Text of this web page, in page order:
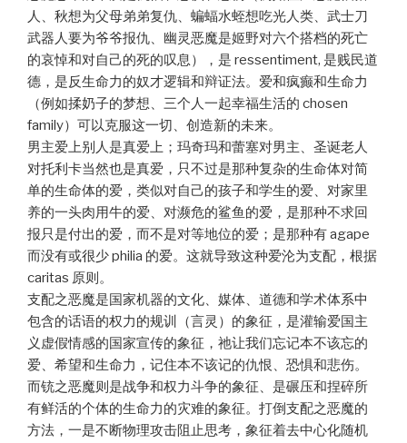
人、秋想为父母弟弟复仇、蝙蝠水蛭想吃光人类、武士刀
武器人要为爷爷报仇、幽灵恶魔是姬野对六个搭档的死亡
的哀悼和对自己的死的叹息），是 ressentiment, 是贱民道
德，是反生命力的奴才逻辑和辩证法。爱和疯癫和生命力
（例如揉奶子的梦想、三个人一起幸福生活的 chosen
family）可以克服这一切、创造新的未来。
男主爱上别人是真爱上；玛奇玛和蕾塞对男主、圣诞老人
对托利卡当然也是真爱，只不过是那种复杂的生命体对简
单的生命体的爱，类似对自己的孩子和学生的爱、对家里
养的一头肉用牛的爱、对濒危的鲨鱼的爱，是那种不求回
报只是付出的爱，而不是对等地位的爱；是那种有 agape
而没有或很少 philia 的爱。这就导致这种爱沦为支配，根据
caritas 原则。
支配之恶魔是国家机器的文化、媒体、道德和学术体系中
包含的话语的权力的规训（言灵）的象征，是灌输爱国主
义虚假情感的国家宣传的象征，祂让我们忘记本不该忘的
爱、希望和生命力，记住本不该记的仇恨、恐惧和悲伤。
而铳之恶魔则是战争和权力斗争的象征、是碾压和捏碎所
有鲜活的个体的生命力的灾难的象征。打倒支配之恶魔的
方法，一是不断物理攻击阻止思考，象征着去中心化随机